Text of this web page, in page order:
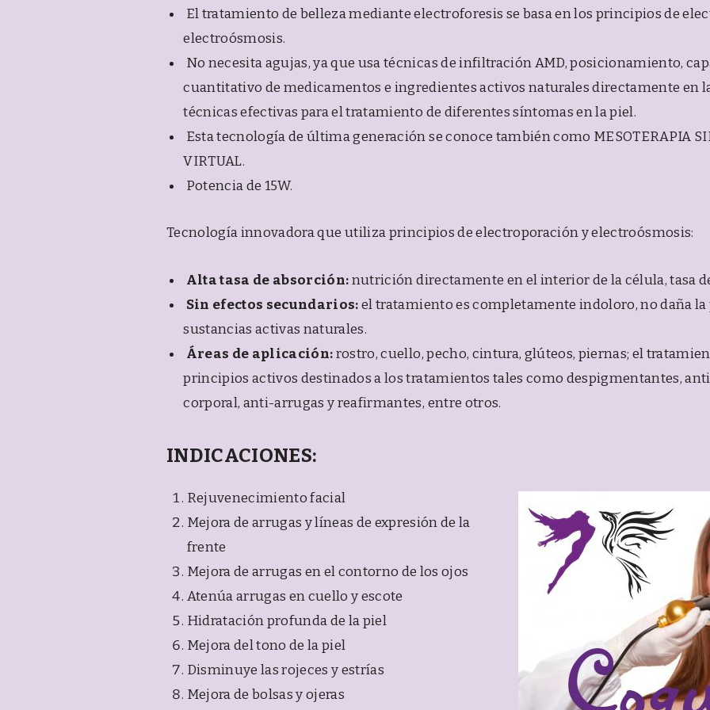
El tratamiento de belleza mediante electroforesis se basa en los principios de
electroósmosis.
No necesita agujas, ya que usa técnicas de infiltración AMD, posicionamiento,
cuantitativo de medicamentos e ingredientes activos naturales directamente en
técnicas efectivas para el tratamiento de diferentes síntomas en la piel.
Esta tecnología de última generación se conoce también como MESOTERAPIA
VIRTUAL.
Potencia de 15W.
Tecnología innovadora que utiliza principios de electroporación y electroósmosis:
Alta tasa de absorción:nutrición directamente en el interior de la célula, tasa
Sin efectos secundarios:el tratamiento es completamente indoloro, no daña
sustancias activas naturales.
Áreas de aplicación:rostro, cuello, pecho, cintura, glúteos, piernas; el
principios activos destinados a los tratamientos tales como despigmentantes,
corporal, anti-arrugas y reafirmantes, entre otros.
INDICACIONES:
Rejuvenecimiento facial
Mejora de arrugas y líneas de expresión de la
frente
Mejora de arrugas en el contorno de los ojos
Atenúa arrugas en cuello y escote
Hidratación profunda de la piel
Mejora del tono de la piel
Disminuye las rojeces y estrías
Mejora de bolsas y ojeras